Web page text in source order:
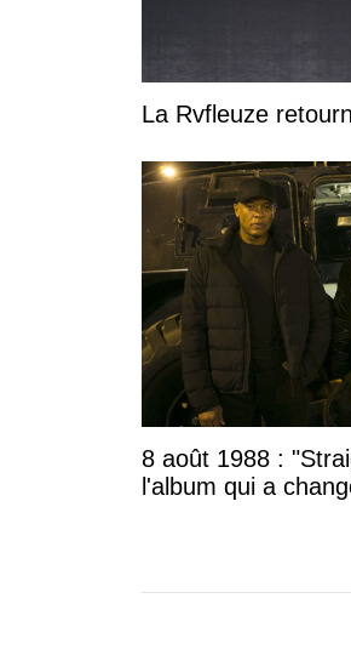
La Rvfleuze
8 août 1988 :
l'album qui a